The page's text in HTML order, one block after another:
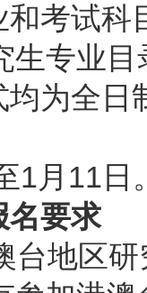
和考试
生专业目
均为全日
1月11日
名要求
台地区